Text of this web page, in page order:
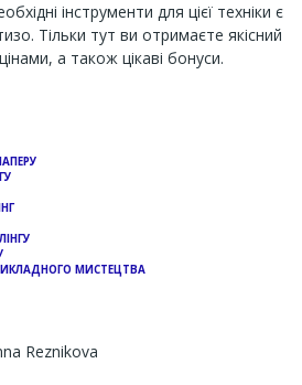
інструменти для цієї техніки є
Тільки тут ви отримаєте якісний
а також цікаві бонуси.
МИСТЕЦТВА
Reznikova